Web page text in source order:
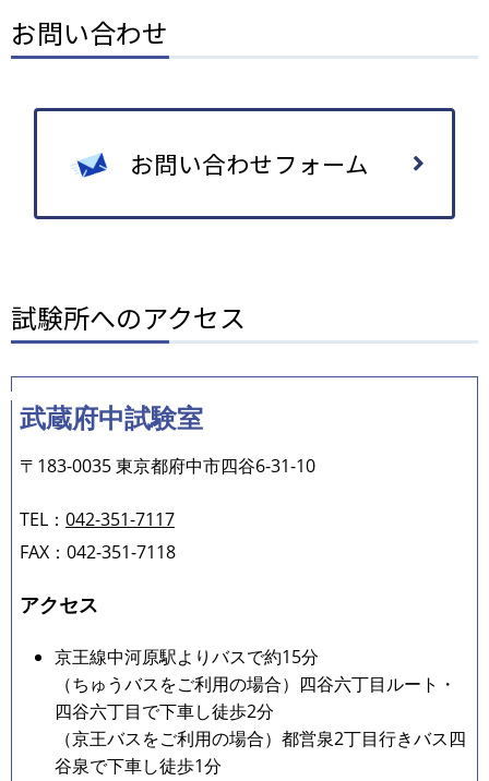
お問い合わせ
お問い合わせフォーム
試験所へのアクセス
武蔵府中試験室
〒183-0035 東京都府中市四谷6-31-10
TEL： 042-351-7117
FAX：042-351-7118
アクセス
京王線中河原駅よりバスで約15分
（ちゅうバスをご利用の場合）四谷六丁目ルート・
四谷六丁目で下車し徒歩2分
（京王バスをご利用の場合）都営泉2丁目行きバス四
谷泉で下車し徒歩1分